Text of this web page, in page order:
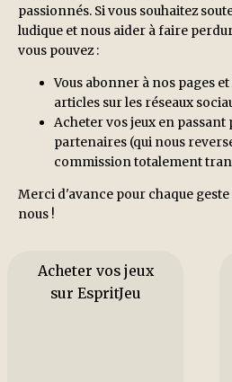
passionnés. Si vous souhaitez
ludique et nous aider à faire
vous pouvez :
Vous abonner à nos pages
articles sur les réseaux
Acheter vos jeux en
partenaires (qui nous
commission totalement
Merci d'avance pour chaque
nous !
Acheter vos jeux
sur EspritJeu